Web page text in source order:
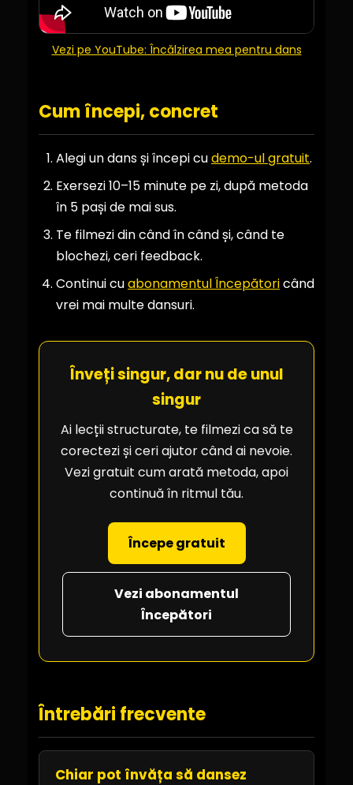
Vezi pe YouTube: Încălzirea mea pentru dans
Cum începi, concret
Alegi un dans și începi cudemo-ul gratuit.
Exersezi 10–15 minute pe zi, după metoda
în 5 pași de mai sus.
Te filmezi din când în când și, când te
blochezi, ceri feedback.
Continui cuabonamentul Începătoricând
vrei mai multe dansuri.
Înveți singur, dar nu de unul
singur
Ai lecții structurate, te filmezi ca să te
corectezi și ceri ajutor când ai nevoie.
Vezi gratuit cum arată metoda, apoi
continuă în ritmul tău.
Începe gratuit
Vezi abonamentul
Începători
Întrebări frecvente
Chiar pot învăța să dansez